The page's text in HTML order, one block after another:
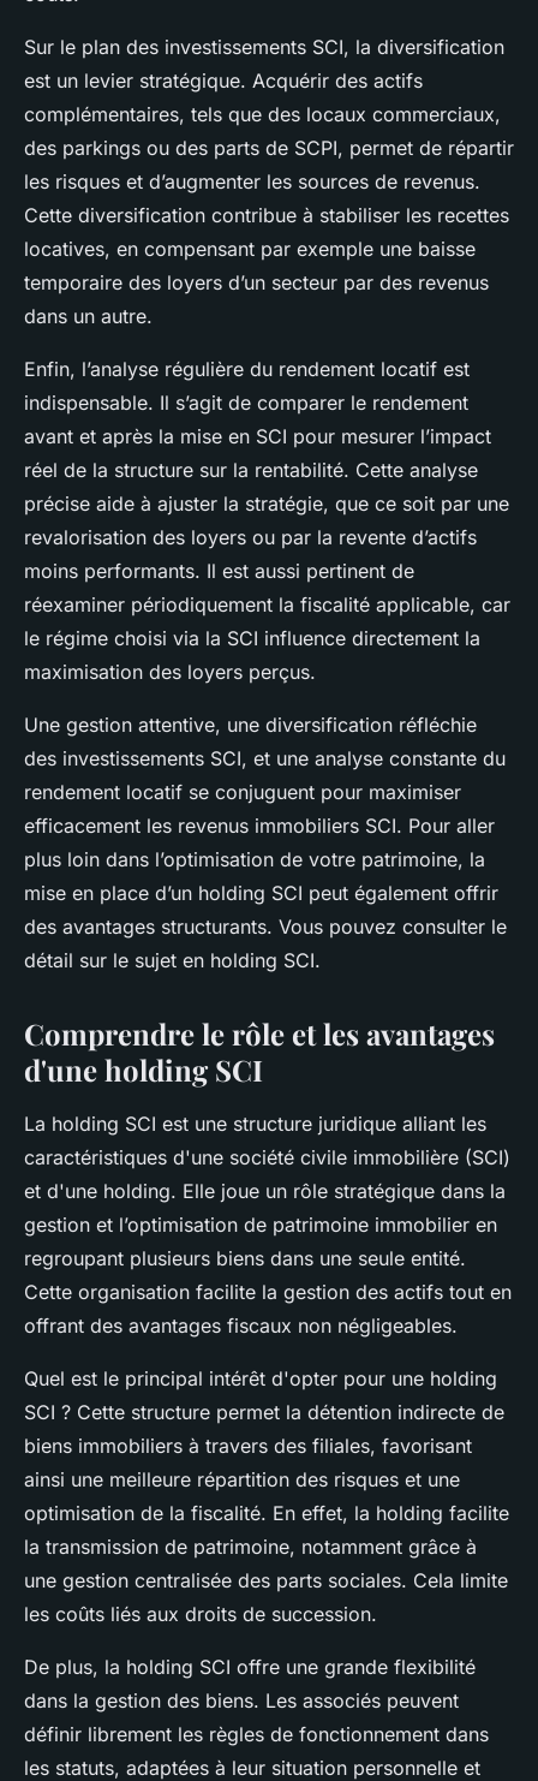
Sur le plan des investissements SCI, la diversification
est un levier stratégique. Acquérir des actifs
complémentaires, tels que des locaux commerciaux,
des parkings ou des parts de SCPI, permet de répartir
les risques et d’augmenter les sources de revenus.
Cette diversification contribue à stabiliser les recettes
locatives, en compensant par exemple une baisse
temporaire des loyers d’un secteur par des revenus
dans un autre.
Enfin, l’analyse régulière du rendement locatif est
indispensable. Il s’agit de comparer le rendement
avant et après la mise en SCI pour mesurer l’impact
réel de la structure sur la rentabilité. Cette analyse
précise aide à ajuster la stratégie, que ce soit par une
revalorisation des loyers ou par la revente d’actifs
moins performants. Il est aussi pertinent de
réexaminer périodiquement la fiscalité applicable, car
le régime choisi via la SCI influence directement la
maximisation des loyers perçus.
Une gestion attentive, une diversification réfléchie
des investissements SCI, et une analyse constante du
rendement locatif se conjuguent pour maximiser
efficacement les revenus immobiliers SCI. Pour aller
plus loin dans l’optimisation de votre patrimoine, la
mise en place d’un holding SCI peut également offrir
des avantages structurants. Vous pouvez consulter le
détail sur le sujet en holding SCI.
Comprendre le rôle et les avantages
d'une holding SCI
La holding SCI est une structure juridique alliant les
caractéristiques d'une société civile immobilière (SCI)
et d'une holding. Elle joue un rôle stratégique dans la
gestion et l’optimisation de patrimoine immobilier en
regroupant plusieurs biens dans une seule entité.
Cette organisation facilite la gestion des actifs tout en
offrant des avantages fiscaux non négligeables.
Quel est le principal intérêt d'opter pour une holding
SCI ? Cette structure permet la détention indirecte de
biens immobiliers à travers des filiales, favorisant
ainsi une meilleure répartition des risques et une
optimisation de la fiscalité. En effet, la holding facilite
la transmission de patrimoine, notamment grâce à
une gestion centralisée des parts sociales. Cela limite
les coûts liés aux droits de succession.
De plus, la holding SCI offre une grande flexibilité
dans la gestion des biens. Les associés peuvent
définir librement les règles de fonctionnement dans
les statuts, adaptées à leur situation personnelle et